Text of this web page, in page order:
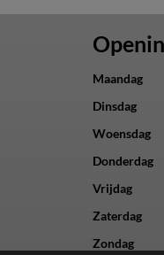
Maandag
Dinsdag
Woensdag
Donderdag
Vrijdag
Zaterdag
Zondag